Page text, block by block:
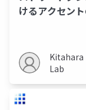
けるアクセン
Kitahara
Lab